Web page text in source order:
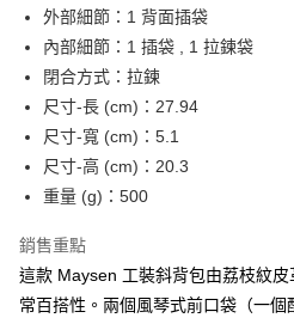
台新國際商業銀行
台灣樂天信用卡公司
全盈+PAY
【大哥付你分期使用說明】
1.本服務由台灣大哥大提供，台灣大哥大
2.付款方式選擇「大哥付你分期」，訂單
成交易。
4.訂單成立30分鐘內，如未前往確認交易
消。如遇「轉專審核」未通過狀況，表
【繳款方式說明】
AFTEE先享後付
相關說明
【關於「AFTEE先享後付」】
便利好安心！
１．簡單：不需註冊會員、不需綁卡、不
２．便利：只要手機號碼，簡訊認證，即
３．安心：先確認商品／服務後，再付款
ATM付款
運送方式
付款後全家取貨
外部細節：1 背面插袋
內部細節：1 插袋 , 1 拉鍊袋
閉合方式：拉鍊
尺寸-長 (cm)：27.94
尺寸-寬 (cm)：5.1
尺寸-高 (cm)：20.3
重量 (g)：500
銷售重點
這款 Maysen 工裝斜背包由荔枝紋
常百搭性。兩個風琴式前口袋（一